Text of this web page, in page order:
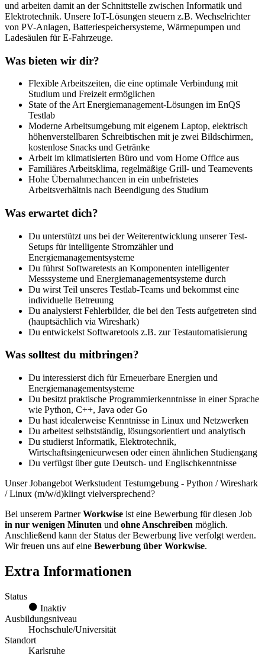
und arbeiten damit an der Schnittstelle zwischen Informatik und
Elektrotechnik. Unsere IoT-Lösungen steuern z.B. Wechselrichter
von PV-Anlagen, Batteriespeichersysteme, Wärmepumpen und
Ladesäulen für E-Fahrzeuge.
Was bieten wir dir?
Flexible Arbeitszeiten, die eine optimale Verbindung mit
Studium und Freizeit ermöglichen
State of the Art Energiemanagement-Lösungen im EnQS
Testlab
Moderne Arbeitsumgebung mit eigenem Laptop, elektrisch
höhenverstellbaren Schreibtischen mit je zwei Bildschirmen,
kostenlose Snacks und Getränke
Arbeit im klimatisierten Büro und vom Home Office aus
Familiäres Arbeitsklima, regelmäßige Grill- und Teamevents
Hohe Übernahmechancen in ein unbefristetes
Arbeitsverhältnis nach Beendigung des Studium
Was erwartet dich?
Du unterstützt uns bei der Weiterentwicklung unserer Test-
Setups für intelligente Stromzähler und
Energiemanagementsysteme
Du führst Softwaretests an Komponenten intelligenter
Messsysteme und Energiemanagementsysteme durch
Du wirst Teil unseres Testlab-Teams und bekommst eine
individuelle Betreuung
Du analysierst Fehlerbilder, die bei den Tests aufgetreten sind
(hauptsächlich via Wireshark)
Du entwickelst Softwaretools z.B. zur Testautomatisierung
Was solltest du mitbringen?
Du interessierst dich für Erneuerbare Energien und
Energiemanagementsysteme
Du besitzt praktische Programmierkenntnisse in einer Sprache
wie Python, C++, Java oder Go
Du hast idealerweise Kenntnisse in Linux und Netzwerken
Du arbeitest selbstständig, lösungsorientiert und analytisch
Du studierst Informatik, Elektrotechnik,
Wirtschaftsingenieurwesen oder einen ähnlichen Studiengang
Du verfügst über gute Deutsch- und Englischkenntnisse
Unser Jobangebot Werkstudent Testumgebung - Python / Wireshark
/ Linux (m/w/d)klingt vielversprechend?
Bei unserem PartnerWorkwise ist eine Bewerbung für diesen Job
in nur wenigen Minuten und ohne Anschreiben möglich.
Anschließend kann der Status der Bewerbung live verfolgt werden.
Wir freuen uns auf eine Bewerbung über Workwise.
Extra Informationen
Status
Inaktiv
Ausbildungsniveau
Hochschule/Universität
Standort
Karlsruhe